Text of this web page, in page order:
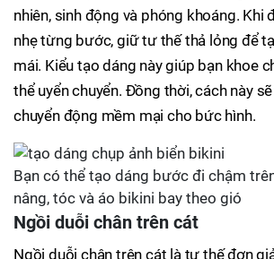
nhiên, sinh động và phóng khoáng. Khi
nhẹ từng bước, giữ tư thế thả lỏng để
mái. Kiểu tạo dáng này giúp bạn khoe
thể uyển chuyển. Đồng thời, cách này
chuyển động mềm mại cho bức hình.
Bạn có thể tạo dáng bước đi chậm
nâng, tóc và áo bikini bay theo gió
Ngồi duỗi chân trên cát
Ngồi duỗi chân trên cát là tư thế đơn